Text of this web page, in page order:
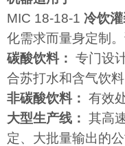
MIC 18-18-1 冷饮
化需求而量身定制
碳酸饮料： 专门设
合苏打水和含气饮料
非碳酸饮料： 有效
大型生产线： 其高
定、大批量输出的公